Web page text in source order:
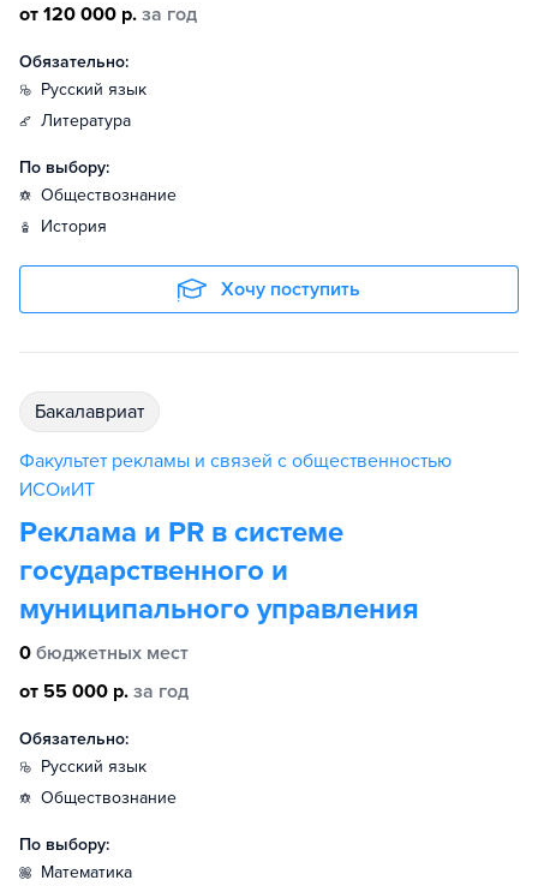
от 120 000 р. за год
Обязательно:
русский язык
литература
По выбору:
обществознание
история
Хочу поступить
бакалавриат
Факультет рекламы и связей с общественностью
ИСОиИТ
Реклама и PR в системе
государственного и
муниципального управления
0 бюджетных мест
от 55 000 р. за год
Обязательно:
русский язык
обществознание
По выбору:
математика